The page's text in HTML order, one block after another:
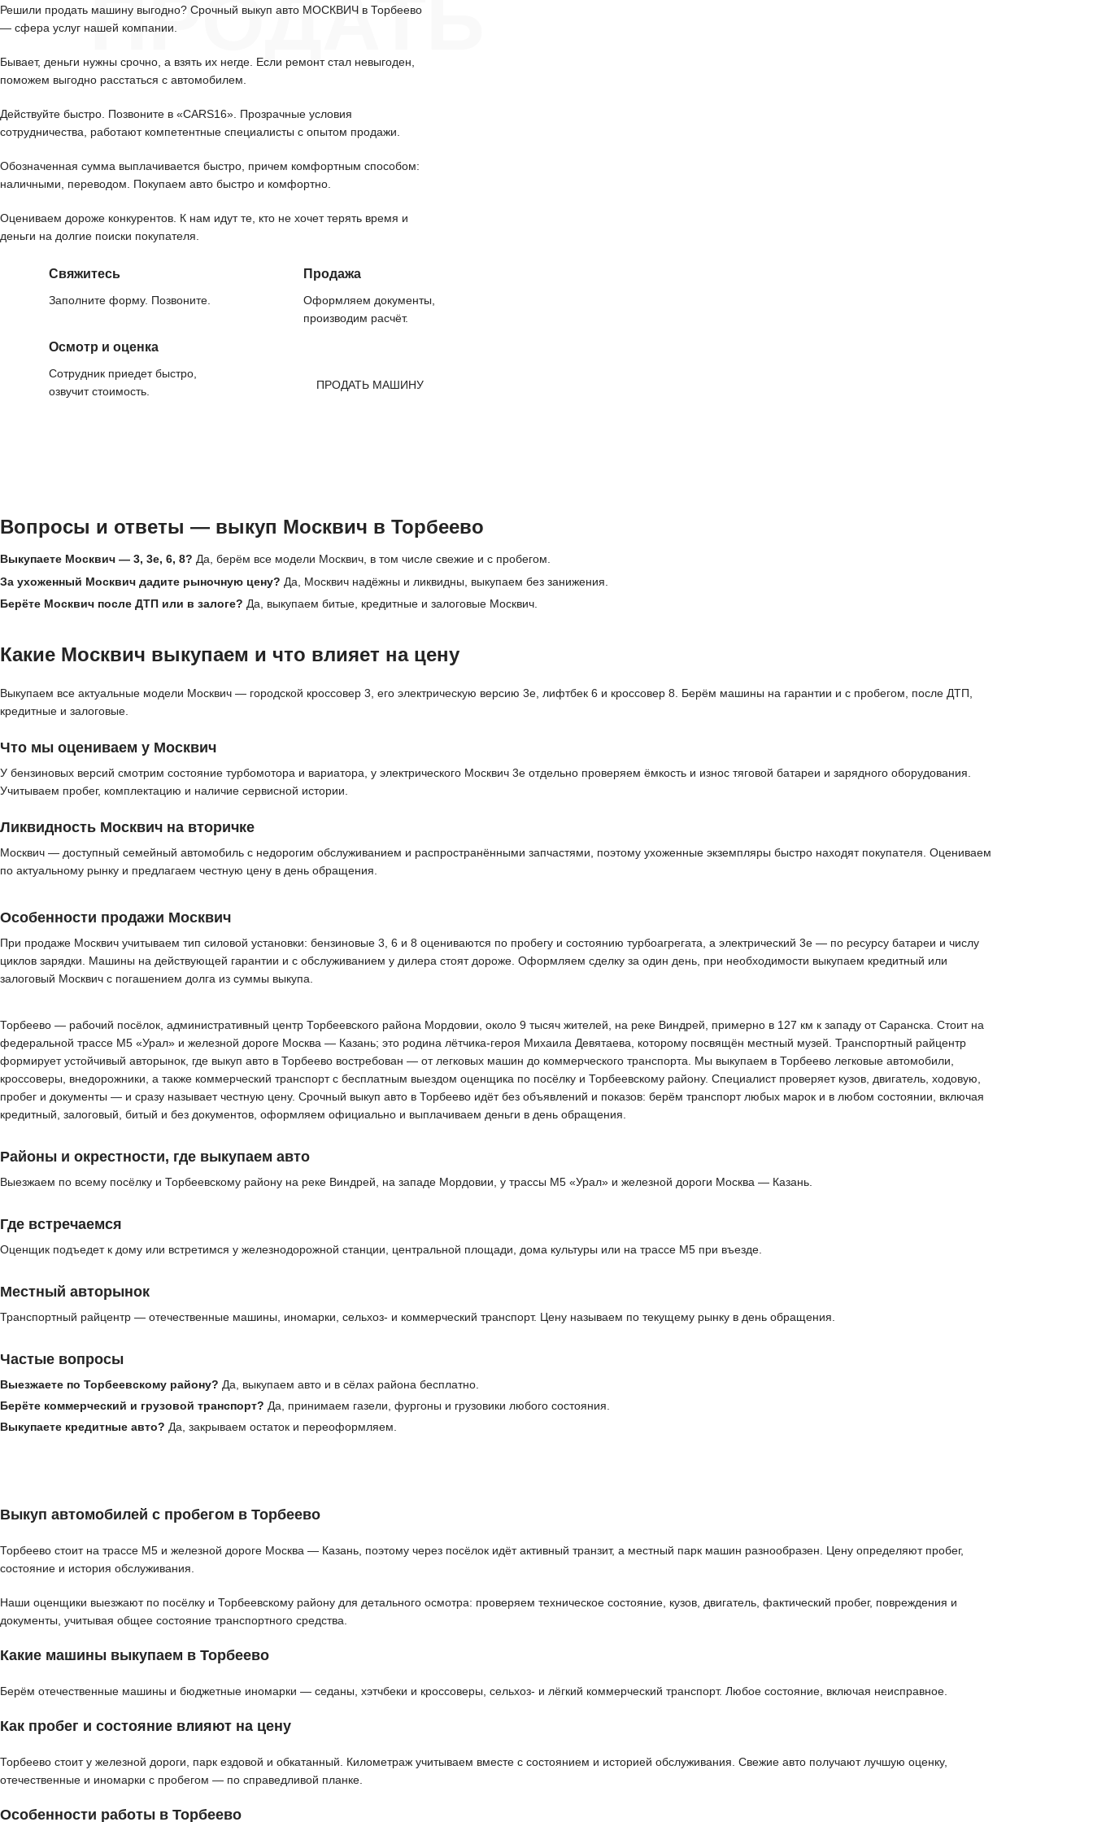
ПРОДАТЬ
Решили продать машину выгодно? Срочный выкуп авто МОСКВИЧ в Торбеево
— сфера услуг нашей компании.
Бывает, деньги нужны срочно, а взять их негде. Если ремонт стал невыгоден,
поможем выгодно расстаться с автомобилем.
Действуйте быстро. Позвоните в «CARS16». Прозрачные условия
сотрудничества, работают компетентные специалисты с опытом продажи.
Обозначенная сумма выплачивается быстро, причем комфортным способом:
наличными, переводом. Покупаем авто быстро и комфортно.
Оцениваем дороже конкурентов. К нам идут те, кто не хочет терять время и
деньги на долгие поиски покупателя.
Свяжитесь
Заполните форму. Позвоните.
Осмотр и оценка
Сотрудник приедет быстро,
озвучит стоимость.
Продажа
Оформляем документы,
производим расчёт.
ПРОДАТЬ МАШИНУ
Вопросы и ответы — выкуп Москвич в Торбеево
Выкупаете Москвич — 3, 3е, 6, 8? Да, берём все модели Москвич, в том числе свежие и с пробегом.
За ухоженный Москвич дадите рыночную цену? Да, Москвич надёжны и ликвидны, выкупаем без занижения.
Берёте Москвич после ДТП или в залоге? Да, выкупаем битые, кредитные и залоговые Москвич.
Какие Москвич выкупаем и что влияет на цену
Выкупаем все актуальные модели Москвич — городской кроссовер 3, его электрическую версию 3е, лифтбек 6 и кроссовер 8. Берём машины на гарантии и с пробегом, после ДТП,
кредитные и залоговые.
Что мы оцениваем у Москвич
У бензиновых версий смотрим состояние турбомотора и вариатора, у электрического Москвич 3е отдельно проверяем ёмкость и износ тяговой батареи и зарядного оборудования.
Учитываем пробег, комплектацию и наличие сервисной истории.
Ликвидность Москвич на вторичке
Москвич — доступный семейный автомобиль с недорогим обслуживанием и распространёнными запчастями, поэтому ухоженные экземпляры быстро находят покупателя. Оцениваем
по актуальному рынку и предлагаем честную цену в день обращения.
Особенности продажи Москвич
При продаже Москвич учитываем тип силовой установки: бензиновые 3, 6 и 8 оцениваются по пробегу и состоянию турбоагрегата, а электрический 3е — по ресурсу батареи и числу
циклов зарядки. Машины на действующей гарантии и с обслуживанием у дилера стоят дороже. Оформляем сделку за один день, при необходимости выкупаем кредитный или
залоговый Москвич с погашением долга из суммы выкупа.
Торбеево — рабочий посёлок, административный центр Торбеевского района Мордовии, около 9 тысяч жителей, на реке Виндрей, примерно в 127 км к западу от Саранска. Стоит на
федеральной трассе М5 «Урал» и железной дороге Москва — Казань; это родина лётчика-героя Михаила Девятаева, которому посвящён местный музей. Транспортный райцентр
формирует устойчивый авторынок, где выкуп авто в Торбеево востребован — от легковых машин до коммерческого транспорта. Мы выкупаем в Торбеево легковые автомобили,
кроссоверы, внедорожники, а также коммерческий транспорт с бесплатным выездом оценщика по посёлку и Торбеевскому району. Специалист проверяет кузов, двигатель, ходовую,
пробег и документы — и сразу называет честную цену. Срочный выкуп авто в Торбеево идёт без объявлений и показов: берём транспорт любых марок и в любом состоянии, включая
кредитный, залоговый, битый и без документов, оформляем официально и выплачиваем деньги в день обращения.
Районы и окрестности, где выкупаем авто
Выезжаем по всему посёлку и Торбеевскому району на реке Виндрей, на западе Мордовии, у трассы М5 «Урал» и железной дороги Москва — Казань.
Где встречаемся
Оценщик подъедет к дому или встретимся у железнодорожной станции, центральной площади, дома культуры или на трассе М5 при въезде.
Местный авторынок
Транспортный райцентр — отечественные машины, иномарки, сельхоз- и коммерческий транспорт. Цену называем по текущему рынку в день обращения.
Частые вопросы
Выезжаете по Торбеевскому району? Да, выкупаем авто и в сёлах района бесплатно.
Берёте коммерческий и грузовой транспорт? Да, принимаем газели, фургоны и грузовики любого состояния.
Выкупаете кредитные авто? Да, закрываем остаток и переоформляем.
Выкуп автомобилей с пробегом в Торбеево
Торбеево стоит на трассе М5 и железной дороге Москва — Казань, поэтому через посёлок идёт активный транзит, а местный парк машин разнообразен. Цену определяют пробег,
состояние и история обслуживания.
Наши оценщики выезжают по посёлку и Торбеевскому району для детального осмотра: проверяем техническое состояние, кузов, двигатель, фактический пробег, повреждения и
документы, учитывая общее состояние транспортного средства.
Какие машины выкупаем в Торбеево
Берём отечественные машины и бюджетные иномарки — седаны, хэтчбеки и кроссоверы, сельхоз- и лёгкий коммерческий транспорт. Любое состояние, включая неисправное.
Как пробег и состояние влияют на цену
Торбеево стоит у железной дороги, парк ездовой и обкатанный. Километраж учитываем вместе с состоянием и историей обслуживания. Свежие авто получают лучшую оценку,
отечественные и иномарки с пробегом — по справедливой планке.
Особенности работы в Торбеево